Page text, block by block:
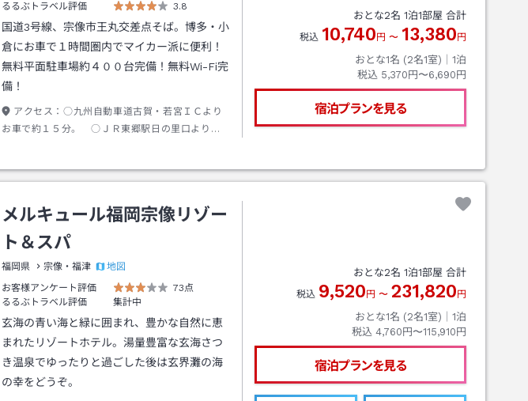
るるぶトラベル評価
3.8
国道3号線、宗像市王丸交差点そば。博多・小
倉にお車で１時間圏内でマイカー派に便利！
無料平面駐車場約４００台完備！無料Wi-Fi完
備！
アクセス： ○九州自動車道古賀・若宮ＩＣより
お車で約１５分。 ○ＪＲ東郷駅日の里口よりお
分。
おとな2名 1泊1部屋 合計
税込 10,740 円 〜 13,380 円
おとな1名 (2名1室)｜ 1泊
税込 5,370円〜6,690円
宿泊プランを見る
メルキュール福岡宗像リゾー
ト＆スパ
福岡県 宗像・福津
地図
お客様アンケート評価
73点
るるぶトラベル評価
集計中
玄海の青い海と緑に囲まれ、豊かな自然に恵
まれたリゾートホテル。湯量豊富な玄海さつ
き温泉でゆったりと過ごした後は玄界灘の海
の幸をどうぞ。
おとな2名 1泊1部屋 合計
税込 9,520 円 〜 231,820 円
おとな1名 (2名1室)｜ 1泊
税込 4,760円〜115,910円
宿泊プランを見る